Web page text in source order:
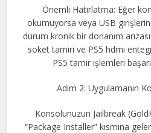
Önemli Hatırlatma: Eğer
okumuyorsa veya USB
durum kronik bir donanım
soket tamiri ve PS5 hdmi
PS5 tamir işlemleri
Adım 2: Uygulamanın
Konsolunuzun Jailbreak
“Package Installer” kısmına